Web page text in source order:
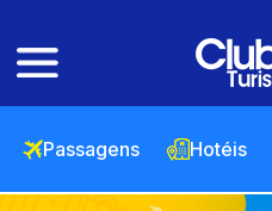
Passagens Hotéis